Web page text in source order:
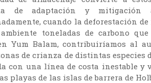
de adaptación y
cuando la deforestación
toneladas de carbono
Yum Balam, contribuiríamos al
de crianza de distintas especies
con una línea de costa inestable
playas de las islas de barrera de